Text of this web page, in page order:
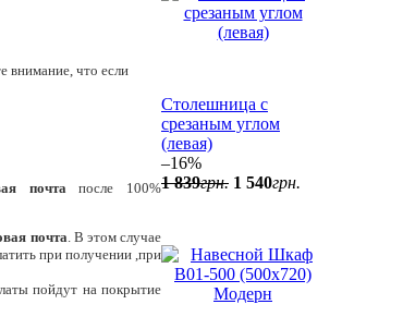
внимание, что если
почтапосле 100%
почта. В этом случае
при получении ,при
пойдут на покрытие
Столешница с
срезаным углом
(левая)
–16%
1 839грн. 1 540грн.